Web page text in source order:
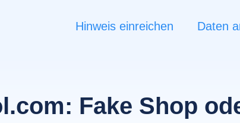
Hinweis einreichen Daten
Fake Shop